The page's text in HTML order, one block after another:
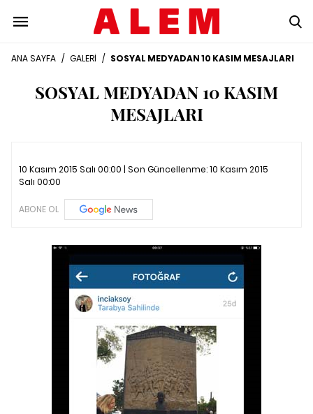
ANA SAYFA / GALERİ / SOSYAL MEDYADAN 10 KASIM MESAJLARI
SOSYAL MEDYADAN 10 KASIM
MESAJLARI
10 Kasım 2015 Salı 00:00 | Son Güncellenme:10 Kasım 2015
Salı 00:00
ABONE OL